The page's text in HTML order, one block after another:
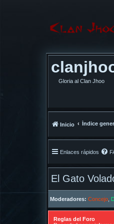
Gloria al Clan Jhoo
Inicio Índice
Enlaces rápidos
El Gato
Moderadores: Concejo
Reglas del Foro